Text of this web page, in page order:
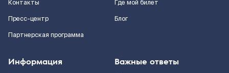
Контакты
Пресс-центр
Партнерская программа
Где мой билет
Блог
Информация Важные ответы